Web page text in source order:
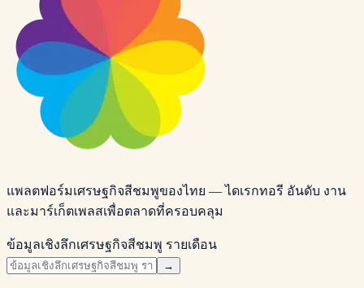
แพลตฟอร์มเศรษฐกิจสีชมพูของไทย — ไดเรกทอรี อันดับ งาน
และมาร์เก็ตเพลสเพื่อตลาดที่ครอบคลุม
ข้อมูลเชิงลึกเศรษฐกิจสีชมพู รายเดือน
→